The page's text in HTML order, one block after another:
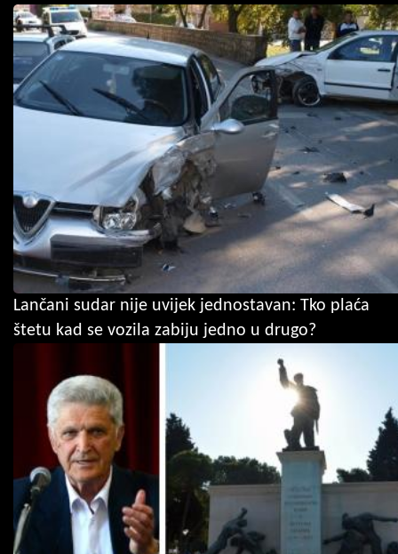
Lančani sudar nije uvijek jednostavan: Tko plaća
štetu kad se vozila zabiju jedno u drugo?